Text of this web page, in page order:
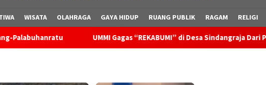
WISATA OLAHRAGA GAYA HIDUP RUANG PUBLIK RAGAM RELIGI
UMMI Gagas “REKABUMI” di Desa Sindangraja Dari Pupuk Organik